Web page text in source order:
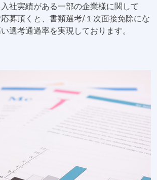
社実績がある一部の企業様に関して
募頂くと、書類選考/１次面接免除にな
選考通過率を実現しております。